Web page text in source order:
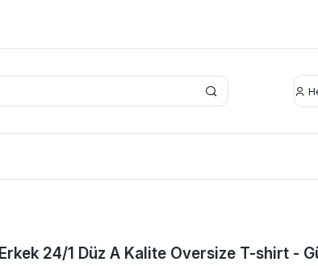
Erkek 24/1 Düz A Kalite Oversize T-shirt -